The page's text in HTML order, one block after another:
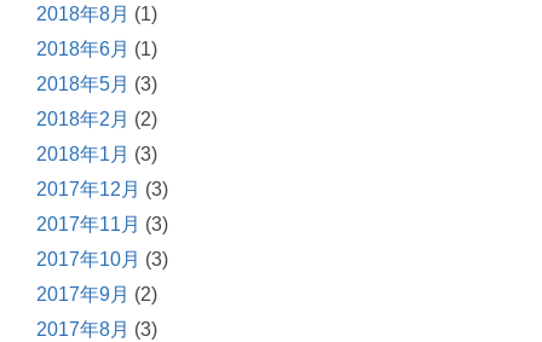
2018年8月 (1)
2018年6月 (1)
2018年5月 (3)
2018年2月 (2)
2018年1月 (3)
2017年12月 (3)
2017年11月 (3)
2017年10月 (3)
2017年9月 (2)
2017年8月 (3)